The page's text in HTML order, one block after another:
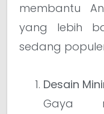
membantu
yang lebih
sedang
Desain
Gaya